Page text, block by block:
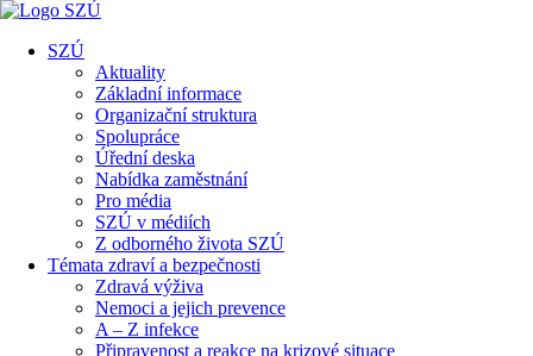
SZÚ
Aktuality
Základní informace
Organizační struktura
Spolupráce
Úřední deska
Nabídka zaměstnání
Pro média
SZÚ v médiích
Z odborného života SZÚ
Témata zdraví a bezpečnosti
Zdravá výživa
Nemoci a jejich prevence
A – Z infekce
Připravenost a reakce na krizové situace